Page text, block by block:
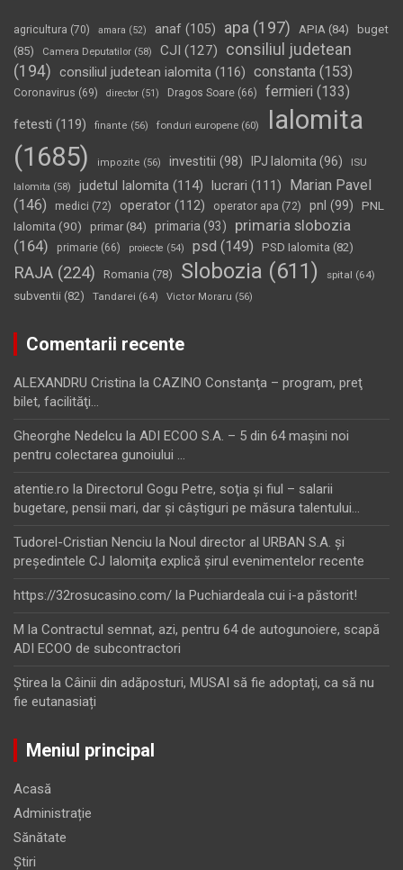
agricultura (70) amara (52) anaf (105) apa (197) APIA (84)
buget
(85)
Camera Deputatilor (58) CJI (127)
consiliul judetean
(194) consiliul judetean ialomita (116) constanta (153)
Coronavirus (69) director (51) Dragos Soare (66) fermieri (133)
fetesti (119) finante (56) fonduri europene (60)
Ialomita
(1685)
impozite (56) investitii (98) IPJ Ialomita (96) ISU
Ialomita (58) judetul Ialomita (114) lucrari (111)
Marian Pavel
(146)
medici (72) operator (112) operator apa (72) pnl (99)
PNL
Ialomita (90) primar(84) primaria (93)
primaria slobozia
(164)
primarie (66) proiecte (54) psd (149) PSD Ialomita (82)
RAJA (224) Romania (78) Slobozia (611) spital (64)
subventii (82) Tandarei (64) Victor Moraru (56)
Comentarii recente
ALEXANDRU Cristina la CAZINO Constanţa – program, preţ
bilet, facilităţi…
Gheorghe Nedelcu la ADI ECOO S.A. – 5 din 64 maşini noi
pentru colectarea gunoiului …
atentie.ro la Directorul Gogu Petre, soţia şi fiul – salarii
bugetare, pensii mari, dar şi câştiguri pe măsura talentului…
Tudorel-Cristian Nenciu la Noul director al URBAN S.A. şi
preşedintele CJ Ialomiţa explică şirul evenimentelor recente
https://32rosucasino.com/ la Puchiardeala cui i-a păstorit!
M la Contractul semnat, azi, pentru 64 de autogunoiere, scapă
ADI ECOO de subcontractori
Ştirea la Câinii din adăposturi, MUSAI să fie adoptați, ca să nu
fie eutanasiați
Meniul principal
Acasă
Administrație
Sănătate
Știri